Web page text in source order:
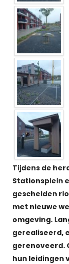
Tijdens de
Stationsplein
gescheiden
met nieuwe
omgeving.
gerealiseerd,
gerenoveerd.
hun leidingen